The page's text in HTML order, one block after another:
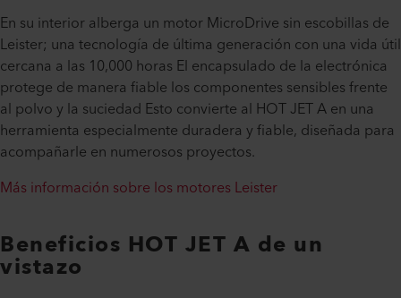
En su interior alberga un motor MicroDrive sin escobillas de
Leister; una tecnología de última generación con una vida útil
cercana a las 10,000 horas El encapsulado de la electrónica
protege de manera fiable los componentes sensibles frente
al polvo y la suciedad Esto convierte al HOT JET A en una
herramienta especialmente duradera y fiable, diseñada para
acompañarle en numerosos proyectos.
Más información sobre los motores Leister
Beneficios HOT JET A de un
vistazo